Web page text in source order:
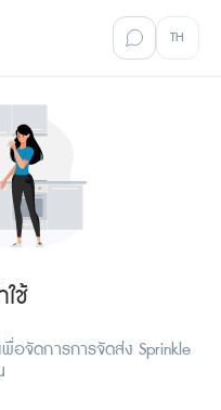
TH
ช้
จัดการการจัดส่ง Sprinkle